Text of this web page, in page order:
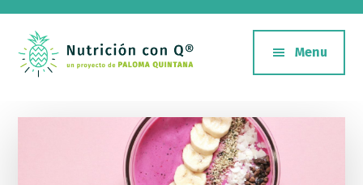
Additional
menu
con
proyecto
Menu